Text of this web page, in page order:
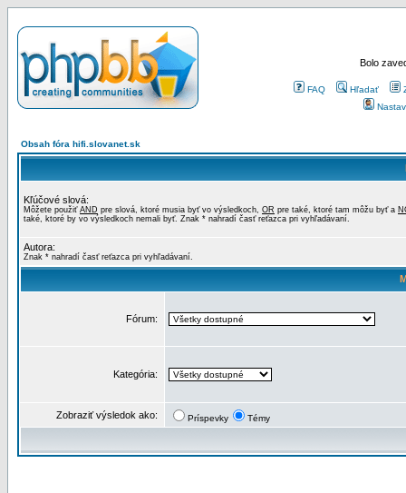
Bolo
FAQ Hľadať
Obsah fóra hifi.slovanet.sk
Kľúčové slová:
Môžete použiť AND pre slová, ktoré musia byť vo výsledkoch, OR pre také, ktoré tam môžu byť a
také, ktoré by vo výsledkoch nemali byť. Znak * nahradí časť reťazca pri vyhľadávaní.
Autora:
Znak * nahradí časť reťazca pri vyhľadávaní.
Fórum:
Kategória:
Zobraziť výsledok ako: Príspevky Témy